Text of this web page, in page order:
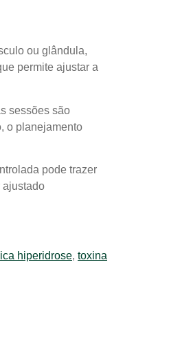
ou glândula,
permite ajustar a
sessões são
o planejamento
pode trazer
ajustado
hiperidrose, toxina